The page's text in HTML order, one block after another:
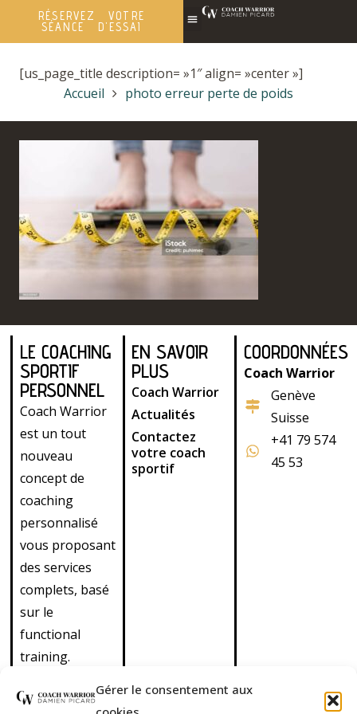
Gérer le consentement aux
RÉSERVEZ VOTRE
SÉANCE D'ESSAI
[us_page_title description= »1″ align= »center »]
Accueil
photo erreur perte de poids
LE COACHING
SPORTIF
PERSONNEL
Coach Warrior
est un tout
nouveau
concept de
coaching
personnalisé
vous proposant
des services
complets, basé
sur le
functional
training.
également nos
EN SAVOIR
PLUS
Coach Warrior
Actualités
Contactez
votre coach
sportif
COORDONNÉES
Coach Warrior
Genève
Suisse
+41 79 574
45 53